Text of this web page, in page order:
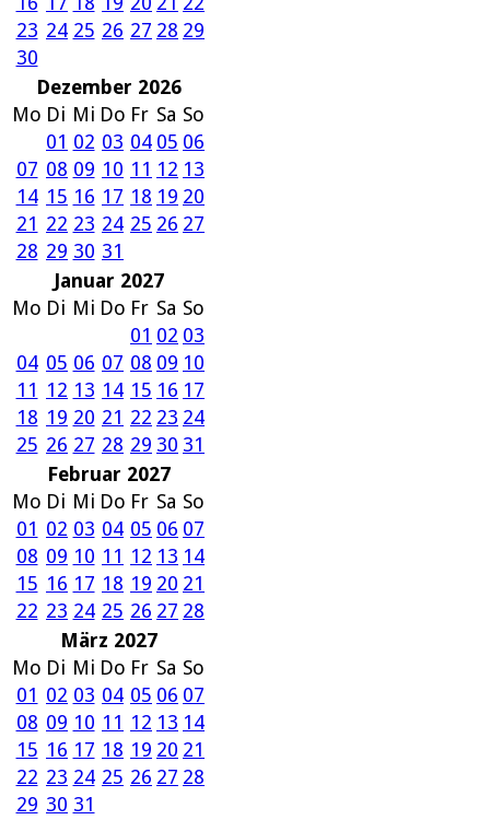
23 24 25 26 27 28 29
30
Dezember 2026
Mo Di Mi Do Fr Sa So
01 02 03 04 05 06
07 08 09 10 11 12 13
14 15 16 17 18 19 20
21 22 23 24 25 26 27
28 29 30 31
Januar 2027
Mo Di Mi Do Fr Sa So
01 02 03
04 05 06 07 08 09 10
11 12 13 14 15 16 17
18 19 20 21 22 23 24
25 26 27 28 29 30 31
Februar 2027
Mo Di Mi Do Fr Sa So
01 02 03 04 05 06 07
08 09 10 11 12 13 14
15 16 17 18 19 20 21
22 23 24 25 26 27 28
März 2027
Mo Di Mi Do Fr Sa So
01 02 03 04 05 06 07
08 09 10 11 12 13 14
15 16 17 18 19 20 21
22 23 24 25 26 27 28
29 30 31